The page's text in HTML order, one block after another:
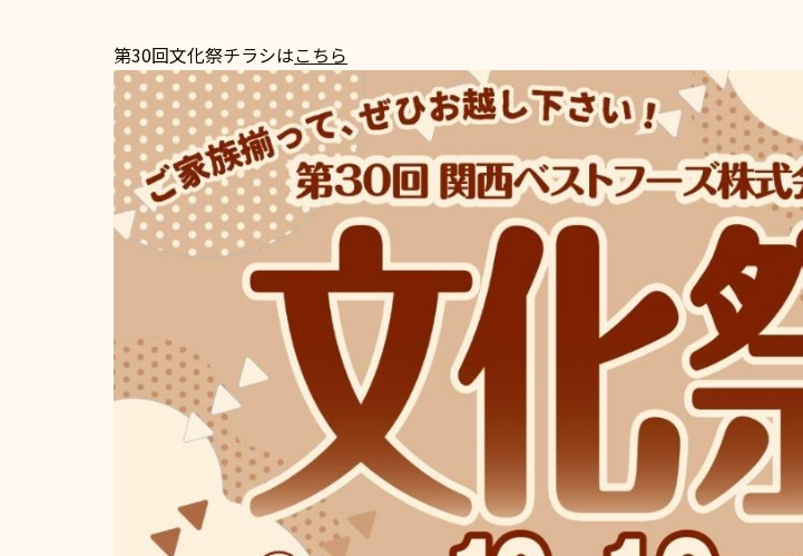
第30回文化祭チラシはこちら